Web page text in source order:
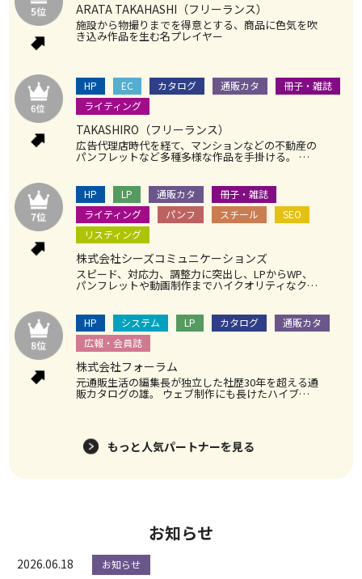
ARATA TAKAHASHI（フリーランス）
施設から物撮りまでを得意とする、商品に色気を吹
き込み作品を生む名プレイヤー
HP EC カタログ 通販カタ
冊子・雑誌
ライティング
TAKASHIRO（フリーランス）
広告代理店時代を経て、マンションなどの不動産の
パンフレットなど多種多様な作品を手掛ける。 商
品の特性を的確に掴む独自の手法でコピーライティ
する安定感抜群のライター。
HP LP 通販カタ
冊子・雑誌
ライティング
パンフ スチール
SEO
リスティング
株式会社シーズコミュニケーションズ
スピード、対応力、調整力に突出し、LPからWP、
パンフレットや動画制作までハイクオリティなクリ
ワクワクするようなデザインは必見。
HP システム LP カタログ
通販カタ
広報・会員誌
株式会社フォーラム
元通販生活の編集長が独立した社歴30年を超える通
販カタログの雄。 ウェブ制作にも長けたハイブリ
もっと人気パートナーを見る
お知らせ
2026.06.18 お知らせ